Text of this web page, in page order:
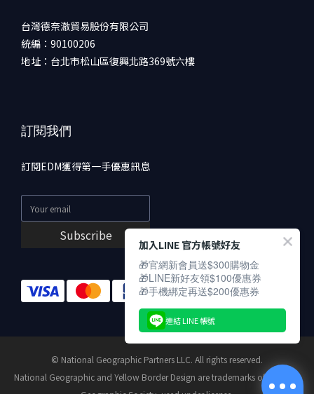
台灣德奈澈貿易股份有限公司
統編：90100206
地址：台北市松山區復興北路369號六樓
訂閱我們
訂閱EDM獲得第一手優惠訊息
Subscribe
© National Geographic Partners LLC. All rights reserved.
National Geographic and Yellow Border Design are trademarks of National
加入LINE 官方帳號好友
🎁官網新會員送$300購物金
🎁LINE新好友領$100優惠券
🎁手機綁定再送$200優惠券
連結 LINE 帳號